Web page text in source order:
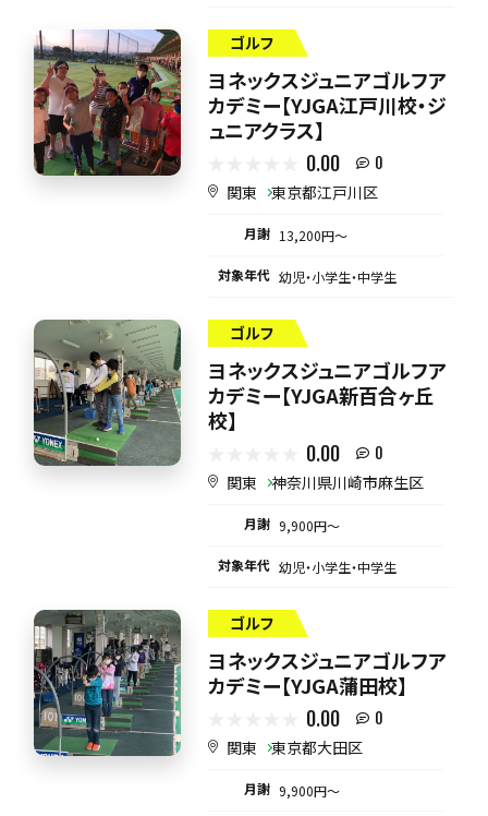
ゴルフ
ヨネックスジュニアゴルフア
カデミー【YJGA江戸川校・ジ
ュニアクラス】
0.00 0
関東 東京都江戸川区
月謝 13,200円〜
対象年代 幼児・小学生・中学生
ゴルフ
ヨネックスジュニアゴルフア
カデミー【YJGA新百合ヶ丘
校】
0.00 0
関東 神奈川県川崎市麻生区
月謝 9,900円〜
対象年代 幼児・小学生・中学生
ゴルフ
ヨネックスジュニアゴルフア
カデミー【YJGA蒲田校】
0.00 0
関東 東京都大田区
月謝 9,900円〜